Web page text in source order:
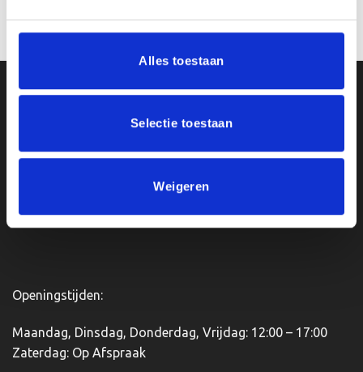
Alles toestaan
Selectie toestaan
Weigeren
Opties selecteren
Dit
meerdere
kan
de
Ons Adres
Bredaseweg 56
Openingstijden:
Maandag, Dinsdag, Donderdag, Vrijdag: 12:00 – 17:00
Zaterdag: Op Afspraak